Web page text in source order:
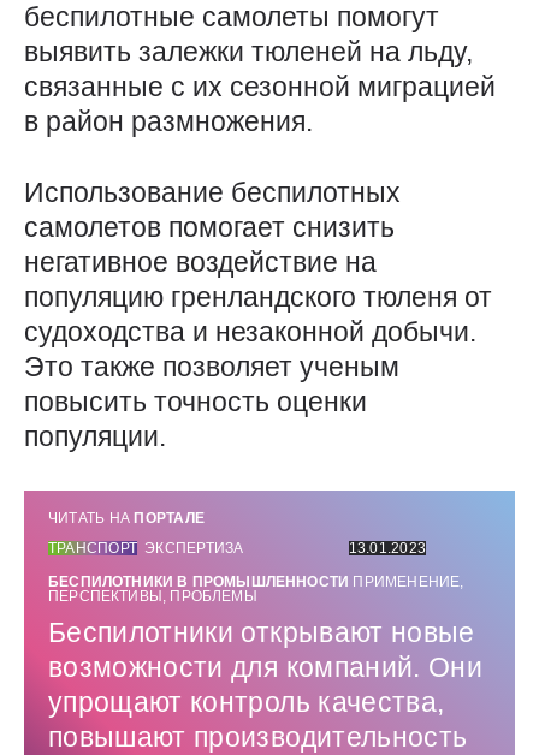
беспилотные самолеты помогут
выявить залежки тюленей на льду,
связанные с их сезонной миграцией
в район размножения.
Использование беспилотных
самолетов помогает снизить
негативное воздействие на
популяцию гренландского тюленя от
судоходства и незаконной добычи.
Это также позволяет ученым
повысить точность оценки
популяции.
ЧИТАТЬ НА ПОРТАЛЕ
ТРАНСПОРТ ЭКСПЕРТИЗА
13.01.2023
БЕСПИЛОТНИКИ В ПРОМЫШЛЕННОСТИ ПРИМЕНЕНИЕ,
ПЕРСПЕКТИВЫ, ПРОБЛЕМЫ
Беспилотники открывают новые
возможности для компаний. Они
упрощают контроль качества,
повышают производительность